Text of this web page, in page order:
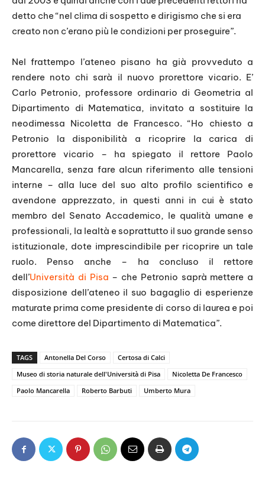
detto che “nel clima di sospetto e dirigismo che si era
creato non c’erano più le condizioni per proseguire”.
Nel frattempo l’ateneo pisano ha già provveduto a
rendere noto chi sarà il nuovo prorettore vicario. E’
Carlo Petronio, professore ordinario di Geometria al
Dipartimento di Matematica, invitato a sostituire la
neodimessa Nicoletta de Francesco. “Ho chiesto a
Petronio la disponibilità a ricoprire la carica di
prorettore vicario – ha spiegato il rettore Paolo
Mancarella, senza fare alcun riferimento alle tensioni
interne – alla luce del suo alto profilo scientifico e
avendone apprezzato, in questi anni in cui è stato
membro del Senato Accademico, le qualità umane e
professionali, la lealtà e soprattutto il suo grande senso
istituzionale, dote imprescindibile per ricoprire un tale
ruolo. Penso anche – ha concluso il rettore
dell’Università di Pisa – che Petronio saprà mettere a
disposizione dell’ateneo il suo bagaglio di esperienze
maturate prima come presidente di corso di laurea e poi
come direttore del Dipartimento di Matematica”.
TAGS Antonella Del Corso
Certosa di Calci
Museo di storia naturale dell'Università di Pisa
Nicoletta De Francesco
Paolo Mancarella
Roberto Barbuti Umberto Mura